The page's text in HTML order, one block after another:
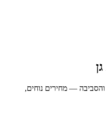
— מחירים נוחים,